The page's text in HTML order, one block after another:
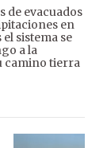
de evacuados
en
sistema se
a la
camino tierra